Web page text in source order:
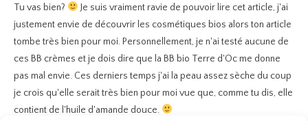
Tu vas bien?
Je suis vraiment ravie de pouvoir lire cet article, j'ai
justement envie de découvrir les cosmétiques bios alors ton article
tombe très bien pour moi. Personnellement, je n'ai testé aucune de
ces BB crèmes et je dois dire que la BB bio Terre d'Oc me donne
pas mal envie. Ces derniers temps j'ai la peau assez sèche du coup
je crois qu'elle serait très bien pour moi vue que, comme tu dis, elle
contient de l'huile d'amande douce.